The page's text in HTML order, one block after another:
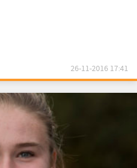
26-11-2016 17:41